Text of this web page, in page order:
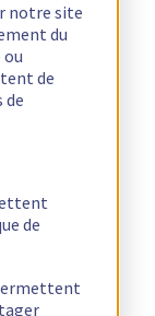
notre site
du
de
de
de